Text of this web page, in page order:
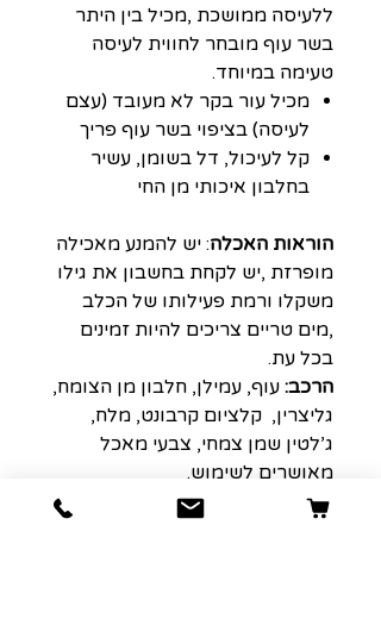
ללעיסה ממושכת ,מכיל בין היתר
בשר עוף מובחר לחווית לעיסה
טעימה במיוחד.
מכיל עור בקר לא מעובד (עצם
לעיסה) בציפוי בשר עוף פריך
קל לעיכול, דל בשומן, עשיר
בחלבון איכותי מן החי
הוראות האכלה: יש להמנע מאכילה
מופרזת ,יש לקחת בחשבון את גילו
משקלו ורמת פעילותו של הכלב
,מים טריים צריכים להיות זמינים
בכל עת.
הרכב: עוף, עמילן, חלבון מן הצומח,
גליצרין, קלציום קרבונט, מלח,
ג’לטין שמן צמחי, צבעי מאכל
מאושרים לשימוש.
תכולה תזונתית באחוזים